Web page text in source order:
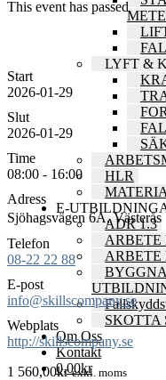
LYFT &
HLR
E-
ADR 1.3
ARBETE
ARBETE
SKOTTA
Om Oss
Kontakt
0,00kr
This event has passed
Start
2026-01-29
Slut
2026-01-29
Time
08:00 - 16:00
Adress
Sjöhagsvägen 6A,
Telefon
08-22 22 88
E-post
info@skillscompany.se
Webplats
http://skillscompany.se
1 560,00kr exkl. moms